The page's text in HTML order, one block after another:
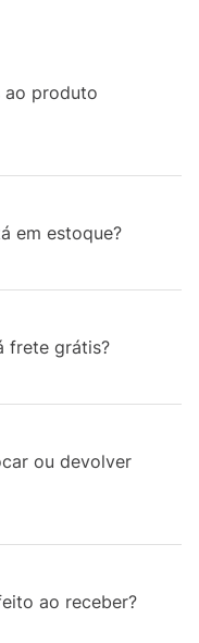
ao produto
em estoque?
frete grátis?
ou devolver
ao receber?